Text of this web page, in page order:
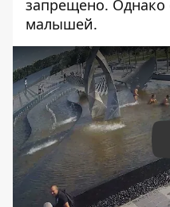
запрещено. Однако
малышей.